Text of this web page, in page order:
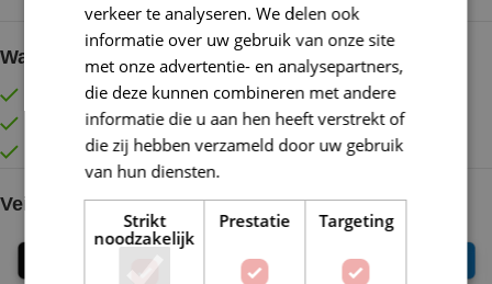
Waarom kopen bij de Wolkast?
Lage verzendkosten vanaf € 4,99 binnen NL
Gratis verzonden vanaf €55,-
Vóór 16:30 besteld = Zelfde (werk)dag verzonden
Veilig online betalen
verkeer te analyseren. We delen ook
informatie over uw gebruik van onze site
met onze advertentie- en analysepartners,
die deze kunnen combineren met andere
informatie die u aan hen heeft verstrekt of
die zij hebben verzameld door uw gebruik
van hun diensten.
Strikt
noodzakelijk
Prestatie Targeting